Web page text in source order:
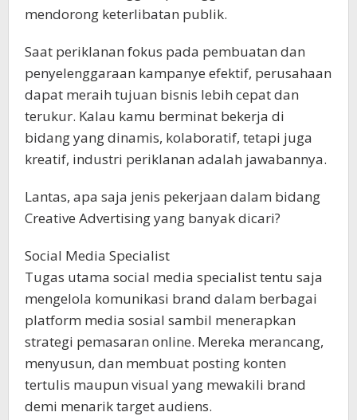
mendorong keterlibatan publik.
Saat periklanan fokus pada pembuatan dan
penyelenggaraan kampanye efektif, perusahaan
dapat meraih tujuan bisnis lebih cepat dan
terukur. Kalau kamu berminat bekerja di
bidang yang dinamis, kolaboratif, tetapi juga
kreatif, industri periklanan adalah jawabannya.
Lantas, apa saja jenis pekerjaan dalam bidang
Creative Advertising yang banyak dicari?
Social Media Specialist
Tugas utama social media specialist tentu saja
mengelola komunikasi brand dalam berbagai
platform media sosial sambil menerapkan
strategi pemasaran online. Mereka merancang,
menyusun, dan membuat posting konten
tertulis maupun visual yang mewakili brand
demi menarik target audiens.